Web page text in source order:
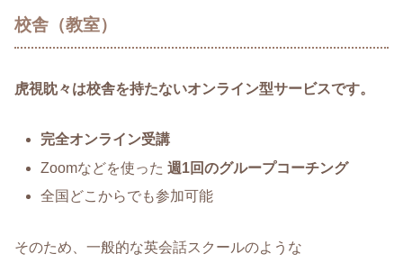
校舎（教室）
虎視眈々は校舎を持たないオンライン型サービスです。
完全オンライン受講
Zoomなどを使った週1回のグループコーチング
全国どこからでも参加可能
そのため、一般的な英会話スクールのような